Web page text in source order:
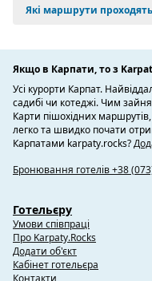
Які маршрути
Якщо в Карпати, то з
Усі курорти Карпат.
садибі чи котеджі. Чим
Карти пішохідних
легко та швидко почати
Карпатами karpaty.rocks?
Бронювання готелів +38
Готельєру
Умови співпраці
Про Karpaty.Rocks
Додати об'єкт
Кабінет готельєра